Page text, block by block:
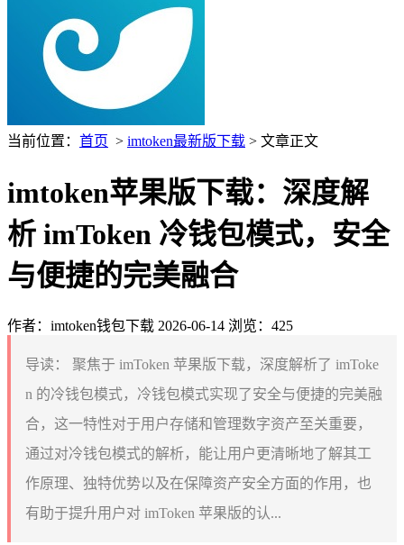
当前位置： 首页 > imtoken最新版下载 > 文章正文
imtoken苹果版下载：深度解
析 imToken 冷钱包模式，安全
与便捷的完美融合
作者：imtoken钱包下载 2026-06-14 浏览：425
导读：
聚焦于 imToken 苹果版下载，深度解析了 imToke
n 的冷钱包模式，冷钱包模式实现了安全与便捷的完美融
合，这一特性对于用户存储和管理数字资产至关重要，
通过对冷钱包模式的解析，能让用户更清晰地了解其工
作原理、独特优势以及在保障资产安全方面的作用，也
有助于提升用户对 imToken 苹果版的认...